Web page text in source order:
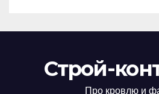
Строй-
Про кровлю и